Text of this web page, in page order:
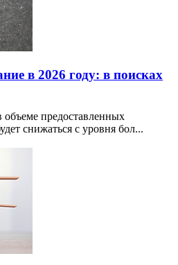
в 2026 году: в поисках
предоставленных
снижаться с уровня бол...